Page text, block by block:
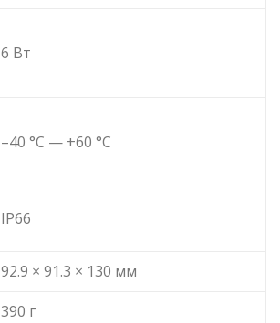
6 Вт
–40 °C — +60 °C
IP66
92.9 × 91.3 × 130 мм
390 г